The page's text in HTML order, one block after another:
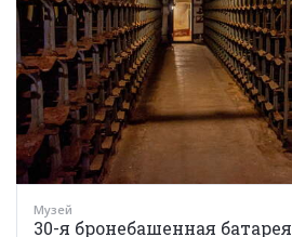
Музей
30-я бронебашенная батарея